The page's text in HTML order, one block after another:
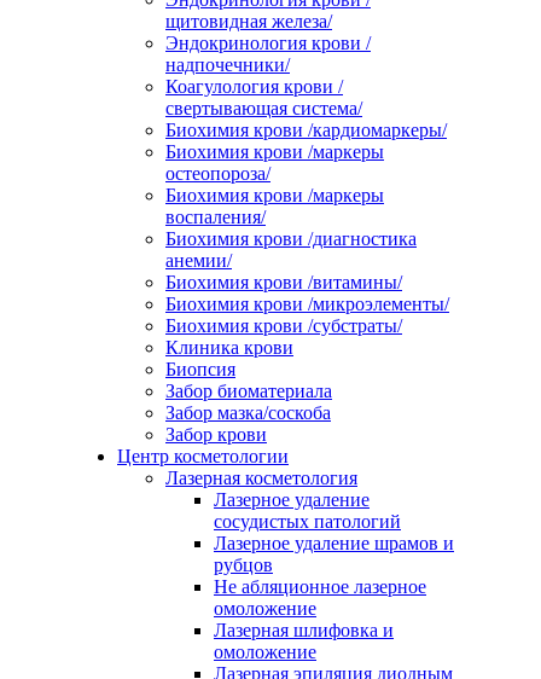
щитовидная железа/
Эндокринология крови /
надпочечники/
Коагулология крови /
свертывающая система/
Биохимия крови /кардиомаркеры/
Биохимия крови /маркеры
остеопороза/
Биохимия крови /маркеры
воспаления/
Биохимия крови /диагностика
анемии/
Биохимия крови /витамины/
Биохимия крови /микроэлементы/
Биохимия крови /субстраты/
Клиника крови
Биопсия
Забор биоматериала
Забор мазка/соскоба
Забор крови
Центр косметологии
Лазерная косметология
Лазерное удаление
сосудистых патологий
Лазерное удаление шрамов и
рубцов
Не абляционное лазерное
омоложение
Лазерная шлифовка и
омоложение
Лазерная эпиляция диодным